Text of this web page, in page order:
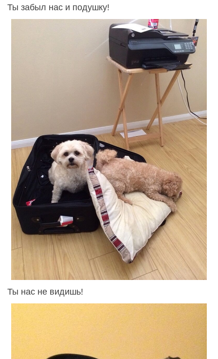
Ты забыл нас и подушку!
Ты нас не видишь!